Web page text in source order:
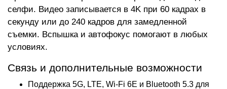
селфи. Видео записывается в 4K при 60 кадрах в
секунду или до 240 кадров для замедленной
съемки. Вспышка и автофокус помогают в любых
условиях.
Связь и дополнительные возможности
Поддержка 5G, LTE, Wi-Fi 6E и Bluetooth 5.3 для